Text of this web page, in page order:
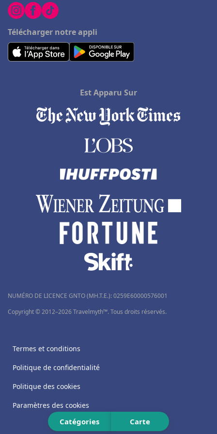
Hôtels à Le Grau-du-Roi
Hôtels au Cap Ferret
Hôtels à Bry-sur-Marne
Hôtels à Marcq-en-Baroeul
Hôtels dans les îles Canaries
Hôtels à Sorrento
Hôtels à Sainte-Luce-sur-Loire
Hôtels à Montmorillon
Hôtels à Abu Dhabi
Hôtels à Al Hoceima
Hôtels à Saint-Gildas-de-Rhuys
Catégories Carte
Télécharger notre appli
Est Apparu Sur
NUMÉRO DE LICENCE GNTO (MH.T.E.): 0259Ε60000576001
Copyright © 2012–2026 Travelmyth™. Tous droits réservés.
Termes et conditions
Politique de confidentialité
Politique des cookies
Paramètres des cookies